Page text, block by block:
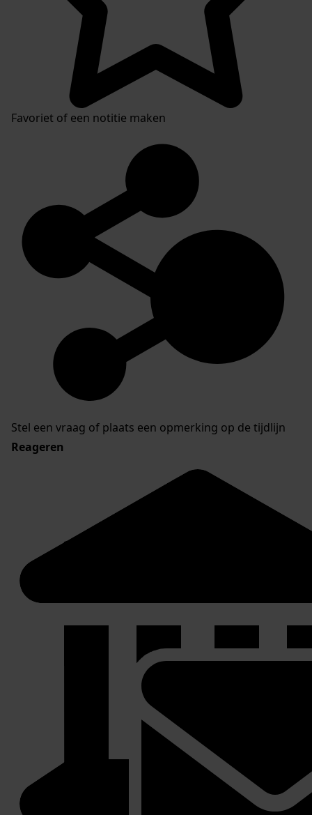
Favoriet of een notitie maken
Stel een vraag of plaats een opmerking op de tijdlijn
Reageren